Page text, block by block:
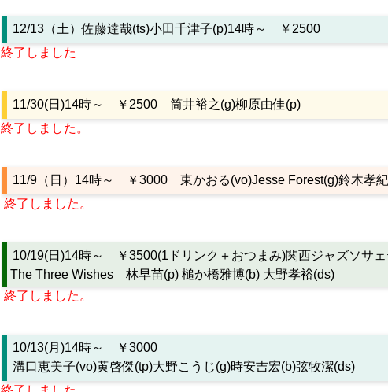
12/13（土）佐藤達哉(ts)小田千津子(p)14時～ ￥2500
終了しました
11/30(日)14時～ ￥2500 筒井裕之(g)柳原由佳(p)
終了しました。
11/9（日）14時～ ￥3000 東かおる(vo)Jesse Forest(g)鈴木孝
終了しました。
10/19(日)14時～ ￥3500(1ドリンク＋おつまみ)関西ジャズソサ
The Three Wishes 林早苗(p) 槌か橋雅博(b) 大野孝裕(ds)
終了しました。
10/13(月)14時～ ￥3000
溝口恵美子(vo)黄啓傑(tp)大野こうじ(g)時安吉宏(b)弦牧潔(ds)